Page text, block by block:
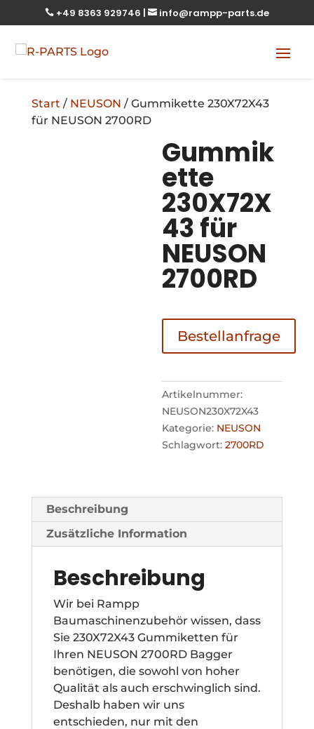
 +49 8363 929746 |  info@rampp-parts.de
Start / NEUSON / Gummikette 230X72X43
für NEUSON 2700RD
Gummik
ette
230X72X
43 für
NEUSON
2700RD
Bestellanfrage
Artikelnummer:
NEUSON230X72X43
Kategorie: NEUSON
Schlagwort:2700RD
Beschreibung
Zusätzliche Information
Beschreibung
Wir bei Rampp
Baumaschinenzubehör wissen, dass
Sie 230X72X43 Gummiketten für
Ihren NEUSON 2700RD Bagger
benötigen, die sowohl von hoher
Qualität als auch erschwinglich sind.
Deshalb haben wir uns
entschieden, nur mit den